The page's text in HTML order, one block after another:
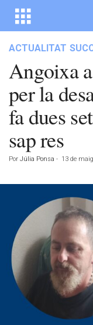
ACTUALITAT
Angoixa
per la
fa dues
sap res
Por Júlia Ponsa - 13 de